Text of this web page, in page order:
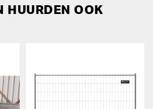
HUURDEN OOK